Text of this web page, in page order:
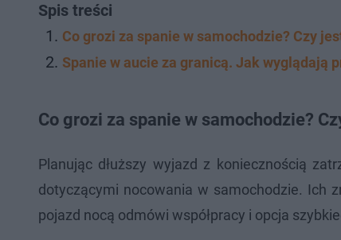
Spis treści
Co grozi za spanie w samochodzie? Czy
Spanie w aucie za granicą. Jak wyglądają
Co grozi za spanie w samochodzie?
Planując dłuższy wyjazd z koniecznością
dotyczącymi nocowania w samochodzie. Ich
pojazd nocą odmówi współpracy i opcja